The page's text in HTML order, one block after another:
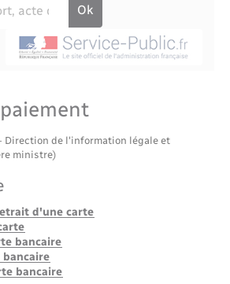
électrique
d’occupation de l’espace
de communes
Direction de l'information légale et
ministre)
d'une carte
bancaire
bancaire
bancaire